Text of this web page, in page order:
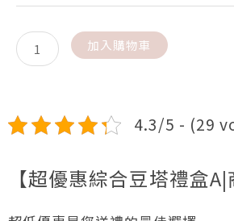
｜
綜
威
豆
塔
禮
加入購物車
4.3/5 - (29
【超優惠綜合豆塔禮盒A|